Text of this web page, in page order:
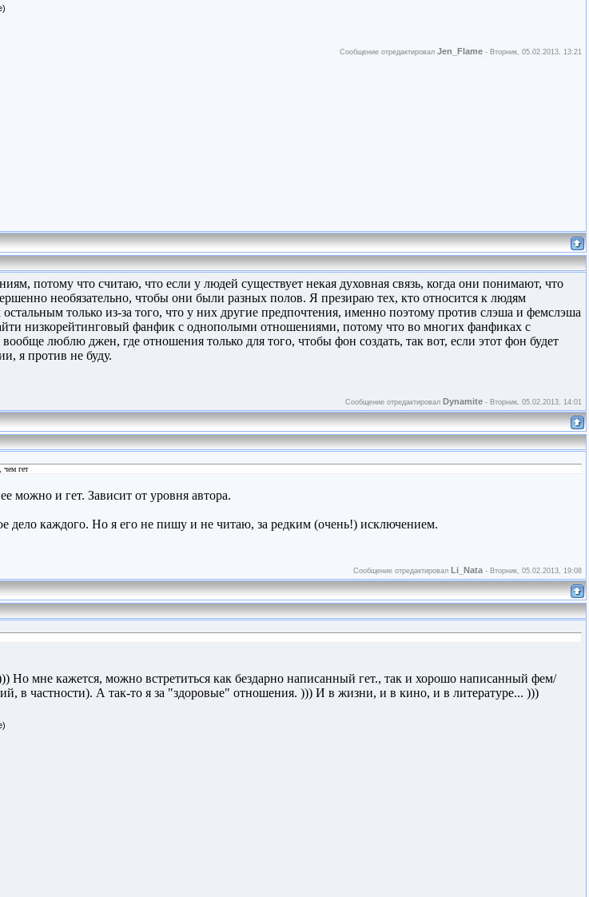
Сообщение отредактировал Jen_Flame - Вторник, 05.02.2013, 13:21
потому что считаю, что если у людей существует некая духовная связь, когда они понимают, что
необязательно, чтобы они были разных полов. Я презираю тех, кто относится к людям
только из-за того, что у них другие предпочтения, именно поэтому против слэша и фемслэша
низкорейтинговый фанфик с однополыми отношениями, потому что во многих фанфиках с
люблю джен, где отношения только для того, чтобы фон создать, так вот, если этот фон будет
я против не буду.
Сообщение отредактировал Dynamite - Вторник, 05.02.2013, 14:01
чем гет
можно и гет. Зависит от уровня автора.
дело каждого. Но я его не пишу и не читаю, за редким (очень!) исключением.
Сообщение отредактировал Li_Nata - Вторник, 05.02.2013, 19:08
Но мне кажется, можно встретиться как бездарно написанный гет., так и хорошо написанный фем/
в частности). А так-то я за "здоровые" отношения. ))) И в жизни, и в кино, и в литературе... )))